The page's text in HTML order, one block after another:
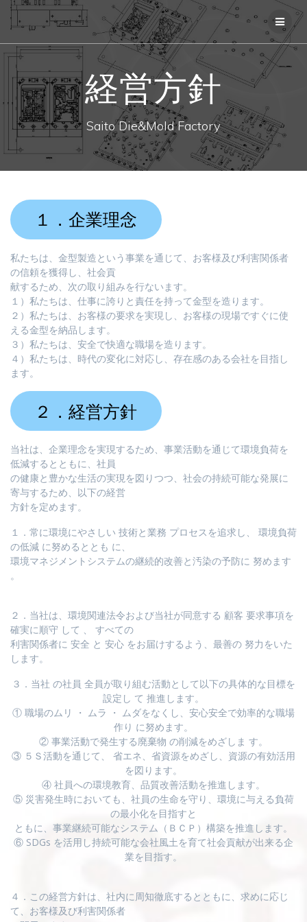
コ
ン
テ
ン
ツ
へ
ス
キ
ッ
プ
経営方針
Saito Die&Mold Factory
１．企業理念
私たちは、金型製造という事業を通じて、お客様及び利害関係者
の信頼を獲得し、社会貢
献するため、次の取り組みを行ないます。
１）私たちは、仕事に誇りと責任を持って金型を造ります。
２）私たちは、お客様の要求を実現し、お客様の現場ですぐに使
える金型を納品します。
３）私たちは、安全で快適な職場を造ります。
４）私たちは、時代の変化に対応し、存在感のある会社を目指し
ます。
２．経営方針
当社は、企業理念を実現するため、事業活動を通じて環境負荷を
低減するとともに、社員
の健康と豊かな生活の実現を図りつつ、社会の持続可能な発展に
寄与するため、以下の経営
方針を定めます。
１．常に環境にやさしい 技術と業務 プロセスを追求し、 環境負荷
の低減 に努めるととも に、
環境マネジメントシステムの継続的改善と汚染の予防に 努めます
。
２．当社は、環境関連法令および当社が同意する 顧客 要求事項を
確実に順守 して 、 すべての
利害関係者に 安全 と 安心 をお届けするよう、最善の 努力をいた
します。
３．当社 の社員 全員が取り組む活動として以下の具体的な目標を
設定し て 推進します。
① 職場のムリ ・ ムラ ・ ムダをなくし、安心安全で効率的な職場
作り に努めます。
② 事業活動で発生する廃棄物 の削減をめざしま す。
③ ５Ｓ活動を通じて、 省エネ、省資源をめざし、資源の有効活用
を図ります。
④ 社員への環境教育、品質改善活動を推進します。
⑤ 災害発生時においても、社員の生命を守り、環境に与える負荷
の最小化を目指すと
ともに、事業継続可能なシステム（ＢＣＰ）構築を推進します。
⑥ SDGs を活用し持続可能な会社風土を育て社会貢献が出来る企
業を目指す。
４．この経営方針は、社内に周知徹底するとともに、求めに応じ
て、お客様及び利害関係者